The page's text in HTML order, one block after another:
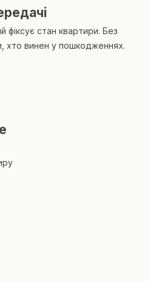
стан квартири. Без
хто винен у пошкодженнях.